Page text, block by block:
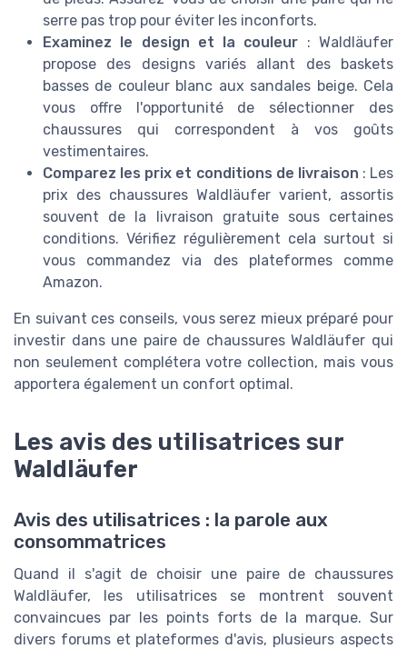
serre pas trop pour éviter les inconforts.
Examinez le design et la couleur : Waldläufer
propose des designs variés allant des baskets
basses de couleur blanc aux sandales beige. Cela
vous offre l'opportunité de sélectionner des
chaussures qui correspondent à vos goûts
vestimentaires.
Comparez les prix et conditions de livraison : Les
prix des chaussures Waldläufer varient, assortis
souvent de la livraison gratuite sous certaines
conditions. Vérifiez régulièrement cela surtout si
vous commandez via des plateformes comme
Amazon.
En suivant ces conseils, vous serez mieux préparé pour
investir dans une paire de chaussures Waldläufer qui
non seulement complétera votre collection, mais vous
apportera également un confort optimal.
Les avis des utilisatrices sur
Waldläufer
Avis des utilisatrices : la parole aux
consommatrices
Quand il s'agit de choisir une paire de chaussures
Waldläufer, les utilisatrices se montrent souvent
convaincues par les points forts de la marque. Sur
divers forums et plateformes d'avis, plusieurs aspects